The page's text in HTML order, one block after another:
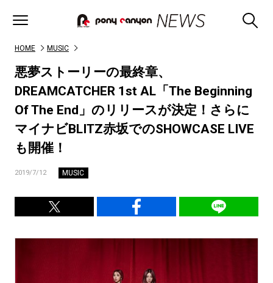
HOME MUSIC
悪夢ストーリーの最終章、
DREAMCATCHER 1st AL「The Beginning
Of The End」のリリースが決定！さらに
マイナビBLITZ赤坂でのSHOWCASE LIVE
も開催！
2019/7/12 MUSIC